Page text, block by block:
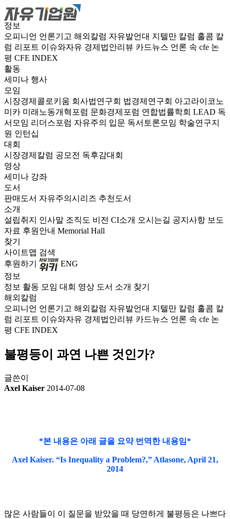
정보
오피니언 언론기고 해외칼럼 자유발언대 지텔만 칼럼 홀콤 칼
럼 리포트 이슈와자유 경제법안리뷰 카드뉴스 언론 속 cfe 논
평 CFE INDEX
활동
세미나 행사
모임
시장경제콜로키움 회사법연구회 법경제연구회 아고라이코노
미카 미래노동개혁포럼 문화경제포럼 연합법률학회 LEAD 독
서모임 리더스포럼 자유주의 입문 독서토론모임 학술연구지
원 인턴십
대회
시장경제칼럼 공모전 독후감대회
영상
세미나 강좌
도서
판매도서 자유주의시리즈 추천도서
소개
설립취지 인사말 조직도 비전 CI소개 오시는길 공지사항 보도
자료 후원안내 Memorial Hall
찾기
사이트맵 검색
후원하기
ENG
정보
정보 활동 모임 대회 영상 도서 소개 찾기
해외칼럼
오피니언 언론기고 해외칼럼 자유발언대 지텔만 칼럼 홀콤 칼
럼 리포트 이슈와자유 경제법안리뷰 카드뉴스 언론 속 cfe 논
평 CFE INDEX
불평등이 과연 나쁜 것인가?
글쓴이
Axel Kaiser 2014-07-08
*본 내용은 아래 글을 요약 번역한 내용임*
Axel Kaiser. “Is Inequality a Problem?,” Atlasone, April 21,
2014
많은 사람들이 이 질문을 받았을 때 당연하게 불평등은 나쁘다